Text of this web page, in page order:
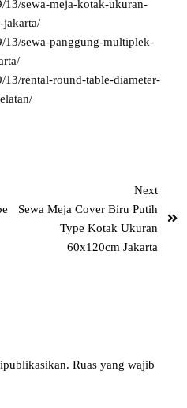
13/sewa-meja-kotak-ukuran-
jakarta/
13/sewa-panggung-multiplek-
13/rental-round-table-diameter-
Next
Sewa Meja Cover Biru Putih
Type Kotak Ukuran
60x120cm Jakarta
Ruas yang wajib